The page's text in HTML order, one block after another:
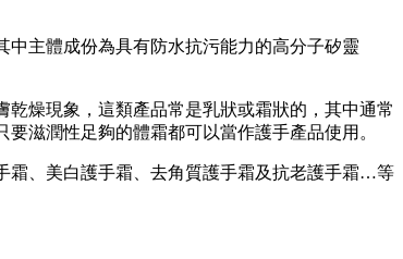
中主體成份為具有防水抗污能力的高分子矽靈
乾燥現象，這類產品常是乳狀或霜狀的，其中通常
滋潤性足夠的體霜都可以當作護手產品使用。
霜、美白護手霜、去角質護手霜及抗老護手霜…等